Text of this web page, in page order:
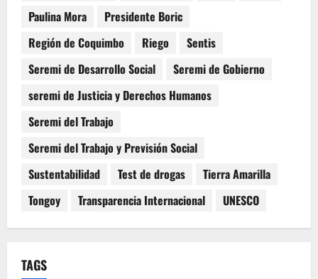
Paulina Mora
Presidente Boric
Región de Coquimbo
Riego
Sentis
Seremi de Desarrollo Social
Seremi de Gobierno
seremi de Justicia y Derechos Humanos
Seremi del Trabajo
Seremi del Trabajo y Previsión Social
Sustentabilidad
Test de drogas
Tierra Amarilla
Tongoy
Transparencia Internacional UNESCO
TAGS